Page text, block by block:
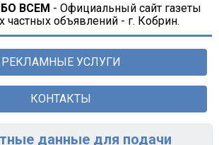
ВСЕМ - Официальный сайт газеты
частных объявлений - г. Кобрин.
РЕКЛАМНЫЕ УСЛУГИ
КОНТАКТЫ
данные для подачи